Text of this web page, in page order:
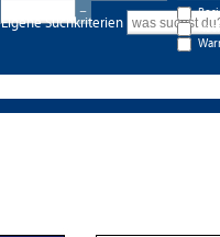
Eigene Suchkriterien